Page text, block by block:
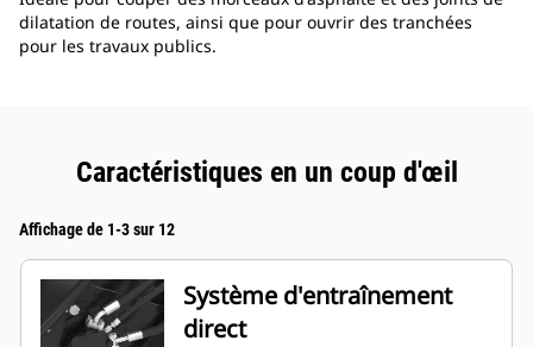
dilatation de routes, ainsi que pour ouvrir des tranchées
pour les travaux publics.
Caractéristiques en un coup d'œil
Affichage de 1-3 sur 12
Système d'entraînement
direct